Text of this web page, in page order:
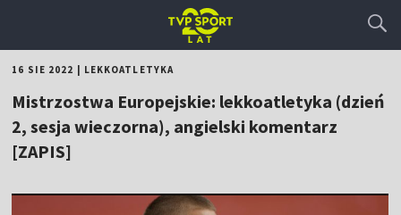
16 SIE 2022 LEKKOATLETYKA
Mistrzostwa Europejskie: lekkoatletyka (dzień
2, sesja wieczorna), angielski komentarz
[ZAPIS]